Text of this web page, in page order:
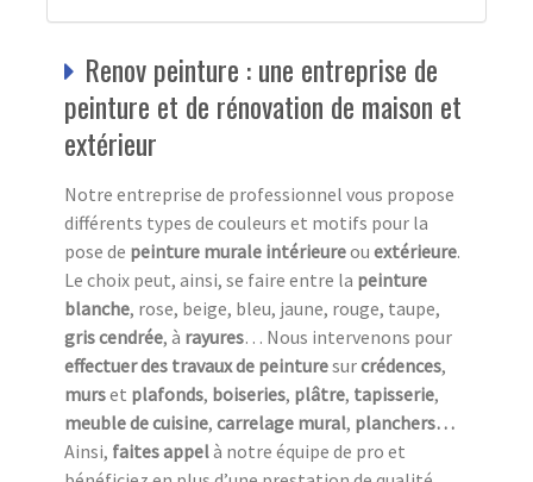
Renov peinture : une entreprise de
peinture et de rénovation de maison et
extérieur
Notre entreprise de professionnel vous propose
différents types de couleurs et motifs pour la
pose de peinture murale intérieureou extérieure.
Le choix peut, ainsi, se faire entre la peinture
blanche, rose, beige, bleu, jaune, rouge, taupe,
gris cendrée, à rayures… Nous intervenons pour
effectuer des travaux de peinturesurcrédences,
murset plafonds, boiseries, plâtre, tapisserie,
meuble de cuisine, carrelage mural, planchers…
Ainsi, faites appelà notre équipe de pro et